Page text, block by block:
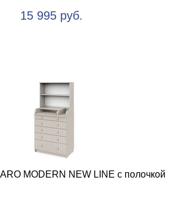
15 995 руб.
MODERN NEW LINE с полочкой